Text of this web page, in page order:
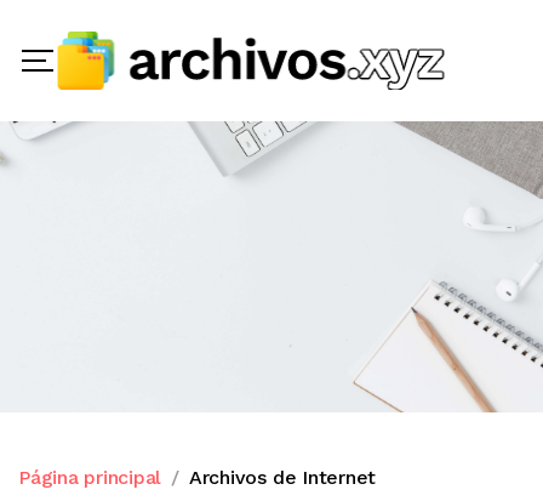
Página principal
Archivos de Internet